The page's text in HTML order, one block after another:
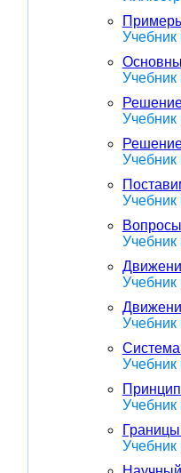
Учебник
Учебник
Учебник
Учебник
Учебник
Учебник
Учебник
Учебник
Система
Учебник
Принцип
Учебник
Учебник